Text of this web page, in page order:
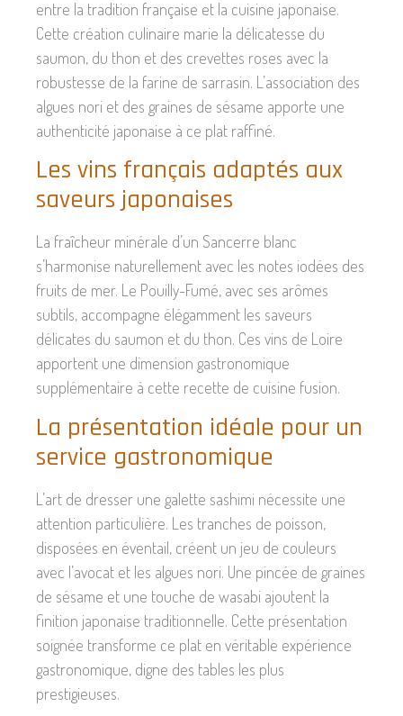
entre la tradition française et la cuisine japonaise.
Cette création culinaire marie la délicatesse du
saumon, du thon et des crevettes roses avec la
robustesse de la farine de sarrasin. L’association des
algues nori et des graines de sésame apporte une
authenticité japonaise à ce plat raffiné.
Les vins français adaptés aux
saveurs japonaises
La fraîcheur minérale d’un Sancerre blanc
s’harmonise naturellement avec les notes iodées des
fruits de mer. Le Pouilly-Fumé, avec ses arômes
subtils, accompagne élégamment les saveurs
délicates du saumon et du thon. Ces vins de Loire
apportent une dimension gastronomique
supplémentaire à cette recette de cuisine fusion.
La présentation idéale pour un
service gastronomique
L’art de dresser une galette sashimi nécessite une
attention particulière. Les tranches de poisson,
disposées en éventail, créent un jeu de couleurs
avec l’avocat et les algues nori. Une pincée de graines
de sésame et une touche de wasabi ajoutent la
finition japonaise traditionnelle. Cette présentation
soignée transforme ce plat en véritable expérience
gastronomique, digne des tables les plus
prestigieuses.